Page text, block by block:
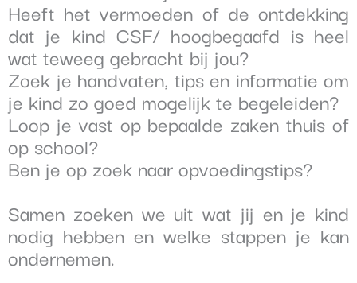
Heeft het vermoeden of de ontdekking
dat je kind CSF/ hoogbegaafd is heel
wat teweeg gebracht bij jou?
Zoek je handvaten, tips en informatie om
je kind zo goed mogelijk te begeleiden?
Loop je vast op bepaalde zaken thuis of
op school?
Ben je op zoek naar opvoedingstips?
Samen zoeken we uit wat jij en je kind
nodig hebben en welke stappen je kan
ondernemen.